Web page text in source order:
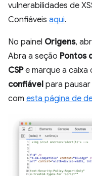
vulnerabilidades de
Confiáveis aqui.
No painel Origens,
Abra a seção Pontos
CSPe marque a caixa
confiável para
com esta página de